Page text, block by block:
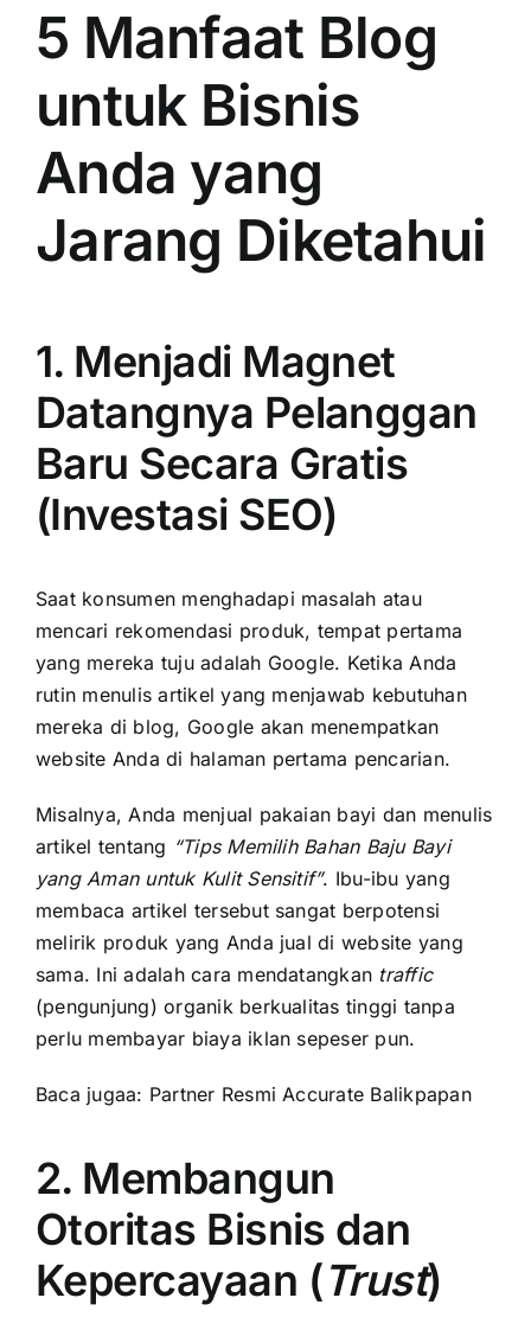
5 Manfaat Blog
untuk Bisnis
Anda yang
Jarang Diketahui
1. Menjadi Magnet
Datangnya Pelanggan
Baru Secara Gratis
(Investasi SEO)
Saat konsumen menghadapi masalah atau
mencari rekomendasi produk, tempat pertama
yang mereka tuju adalah Google. Ketika Anda
rutin menulis artikel yang menjawab kebutuhan
mereka di blog, Google akan menempatkan
website Anda di halaman pertama pencarian.
Misalnya, Anda menjual pakaian bayi dan menulis
artikel tentang “Tips Memilih Bahan Baju Bayi
yang Aman untuk Kulit Sensitif”. Ibu-ibu yang
membaca artikel tersebut sangat berpotensi
melirik produk yang Anda jual di website yang
sama. Ini adalah cara mendatangkan traffic
(pengunjung) organik berkualitas tinggi tanpa
perlu membayar biaya iklan sepeser pun.
Baca jugaa: Partner Resmi Accurate Balikpapan
2. Membangun
Otoritas Bisnis dan
Kepercayaan (Trust)